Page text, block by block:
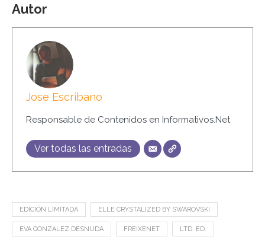
Autor
Jose Escribano
Responsable de Contenidos en Informativos.Net
Ver todas las entradas
EDICIÓN LIMITADA ELLE CRYSTALIZED BY SWAROVSKI
EVA GONZALEZ DESNUDA FREIXENET LTD. ED.